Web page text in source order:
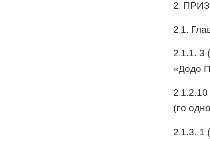
2.
2.1.
2.1.1. 3
«Додо
(по
2.1.3. 1